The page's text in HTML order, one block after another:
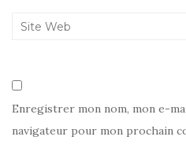
Enregistrer mon nom, mon e-
navigateur pour mon prochain